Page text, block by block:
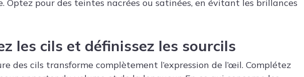
Optez pour des teintes nacrées ou satinées, en évitant les brillances
les cils et définissez les sourcils
des cils transforme complètement l’expression de l’œil. Complétez